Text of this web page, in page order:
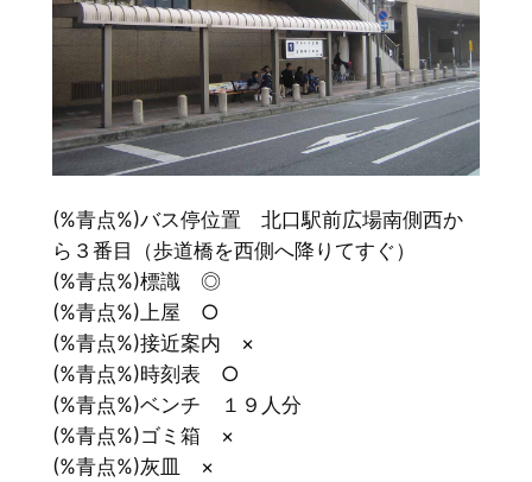
(%青点%)バス停位置 北口駅前広場南側西か
ら３番目（歩道橋を西側へ降りてすぐ）
(%青点%)標識 ◎
(%青点%)上屋 ○
(%青点%)接近案内 ×
(%青点%)時刻表 ○
(%青点%)ベンチ １９人分
(%青点%)ゴミ箱 ×
(%青点%)灰皿 ×